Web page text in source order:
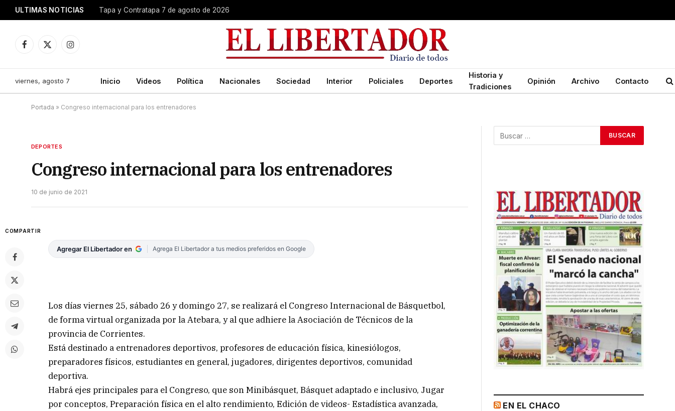
ULTIMAS NOTICIAS Tapa y Contratapa 7 de agosto de 2026
Facebook
X
Instagram
viernes, agosto 7 Inicio Videos Política Nacionales Sociedad Interior Policiales Deportes
Historia y
Tradiciones
Opinión Archivo Contacto
Portada » Congreso internacional para los entrenadores
DEPORTES
Congreso internacional para los entrenadores
10 de junio de 2021
COMPARTIR
Agregar El Libertador en Agrega El Libertador a tus medios preferidos en Google
Los días viernes 25, sábado 26 y domingo 27, se realizará el Congreso Internacional de Básquetbol,
de forma virtual organizada por la Atebara, y al que adhiere la Asociación de Técnicos de la
provincia de Corrientes.
Está destinado a entrenadores deportivos, profesores de educación física, kinesiólogos,
preparadores físicos, estudiantes en general, jugadores, dirigentes deportivos, comunidad
deportiva.
Habrá ejes principales para el Congreso, que son Minibásquet, Básquet adaptado e inclusivo, Jugar
por conceptos, Preparación física en el alto rendimiento, Edición de videos- Estadística avanzada,
EN EL CHACO